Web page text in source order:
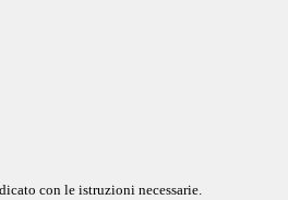
con le istruzioni necessarie.